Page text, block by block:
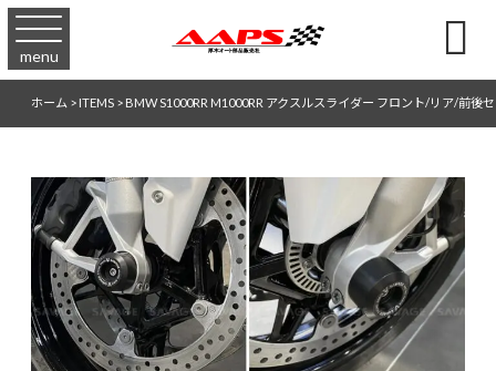
menu 
ホーム>ITEMS>BMW S1000RR M1000RR アクスルスライダー フロント/リア/前後